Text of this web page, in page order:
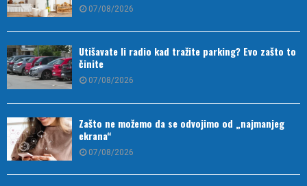
07/08/2026
Utišavate li radio kad tražite parking? Evo zašto to
činite
07/08/2026
Zašto ne možemo da se odvojimo od „najmanjeg
ekrana“
07/08/2026